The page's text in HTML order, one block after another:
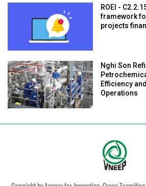
ROEI -
framework
projects
Nghi Son
Efficiency
Operations